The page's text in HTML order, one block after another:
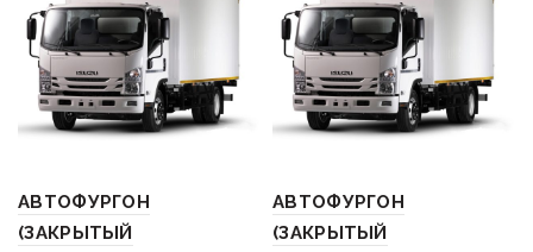
АВТОФУРГОН
(ЗАКРЫТЫЙ
АВТОФУРГОН
(ЗАКРЫТЫЙ